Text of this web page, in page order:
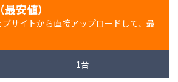
安値）
サイトから直接アップロードして、最
1台